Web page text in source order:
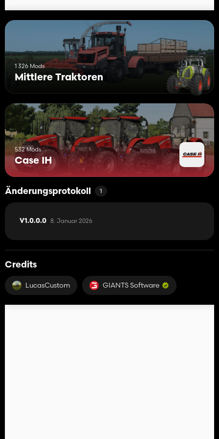
1 326 Mods
Mittlere Traktoren
532 Mods
Case IH
Änderungsprotokoll 1
V1.0.0.0 8. Januar 2026
Credits
LucasCustom GIANTS Software